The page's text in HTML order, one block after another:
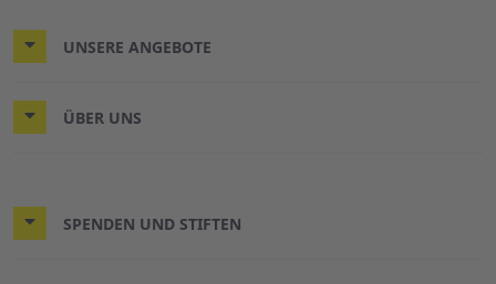
UNSERE ANGEBOTE
ÜBER UNS
SPENDEN UND STIFTEN